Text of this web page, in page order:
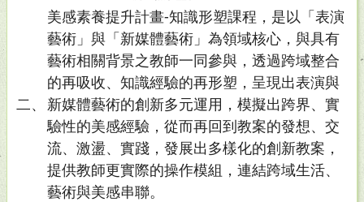
二、
美感素養提升計畫-知識形塑課程，是以「表演
藝術」與「新媒體藝術」為領域核心，與具有
藝術相關背景之教師一同參與，透過跨域整合
的再吸收、知識經驗的再形塑，呈現出表演與
新媒體藝術的創新多元運用，模擬出跨界、實
驗性的美感經驗，從而再回到教案的發想、交
流、激盪、實踐，發展出多樣化的創新教案，
提供教師更實際的操作模組，連結跨域生活、
藝術與美感串聯。